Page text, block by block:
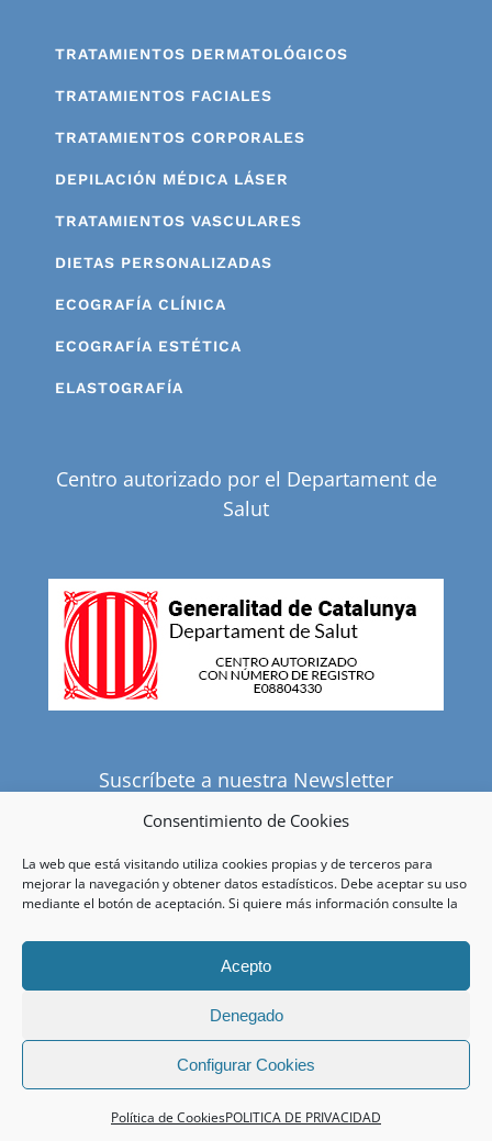
Consentimiento de Cookies
La web que está visitando utiliza cookies propias y de terceros para
mejorar la navegación y obtener datos estadísticos. Debe aceptar su uso
mediante el botón de aceptación. Si quiere más información consulte la
Acepto
Denegado
Configurar Cookies
Política de CookiesPOLITICA DE PRIVACIDAD
TRATAMIENTOS DERMATOLÓGICOS
TRATAMIENTOS FACIALES
TRATAMIENTOS CORPORALES
DEPILACIÓN MÉDICA LÁSER
TRATAMIENTOS VASCULARES
DIETAS PERSONALIZADAS
ECOGRAFÍA CLÍNICA
ECOGRAFÍA ESTÉTICA
ELASTOGRAFÍA
Centro autorizado por el Departament de
Salut
Suscríbete a nuestra Newsletter
He leído y acepto la política de privacidad.
2026 |Centre Mèdic de Cabo-Bové